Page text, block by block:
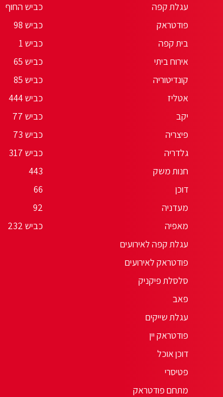
עגלת קפה
פודטראק
בית קפה
אירוח ביתי
קונדיטוריה
אטליז
יקב
פיצריה
גלדריה
חנות משק
דוכן
מעדניה
מאפיה
עגלת קפה לאירועים
פודטראק לאירועים
סלסלת פיקניק
פאב
עגלת שייקים
פודטראק יין
דוכן אוכל
פטיסרי
מתחם פודטראק
כביש החוף
כביש 98
כביש 1
כביש 65
כביש 85
כביש 444
כביש 77
כביש 73
כביש 317
443
66
92
כביש 232